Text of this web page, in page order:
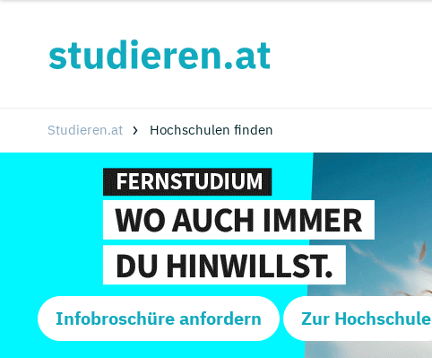
Studieren.at Hochschulen finden
Infobroschüre anfordern Zur Hochschule